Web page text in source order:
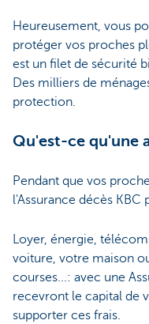
Heureusement, vous
protéger vos proches
est un filet de sécurité
Des milliers de
protection.
Qu'est-ce qu'une
Pendant que vos
l'Assurance décès
Loyer, énergie,
voiture, votre maison
courses...: avec une
recevront le capital de
supporter ces frais.